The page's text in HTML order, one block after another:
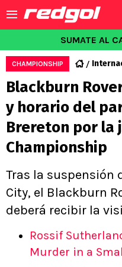
SUMATE AL
CHAMPIONSHIP
Blackburn
y horario del
Brereton por la
Championship
Tras la suspensión
City, el Blackburn
deberá recibir la
Rossif
Murder in a